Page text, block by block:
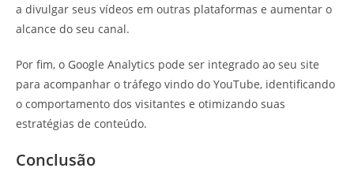
a divulgar seus vídeos em outras plataformas e aumentar o
alcance do seu canal.
Por fim, o Google Analytics pode ser integrado ao seu site
para acompanhar o tráfego vindo do YouTube, identificando
o comportamento dos visitantes e otimizando suas
estratégias de conteúdo.
Conclusão